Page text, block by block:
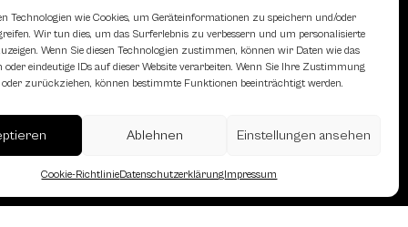
Technologien wie Cookies, um Geräteinformationen zu speichern und/oder
Wir tun dies, um das Surferlebnis zu verbessern und um personalisierte
Wenn Sie diesen Technologien zustimmen, können wir Daten wie das
oder eindeutige IDs auf dieser Website verarbeiten. Wenn Sie Ihre Zustimmung
zurückziehen, können bestimmte Funktionen beeinträchtigt werden.
Ablehnen Einstellungen ansehen
Cookie-RichtlinieDatenschutzerklärungImpressum
des Österreichischen